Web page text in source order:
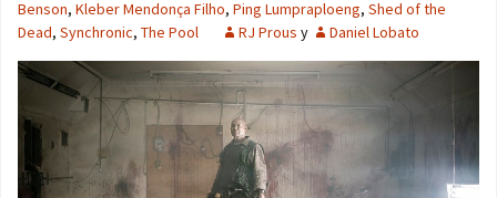
Benson, Kleber Mendonça Filho, Ping Lumpraploeng, Shed of the
Dead, Synchronic, The Pool RJ Prous y Daniel Lobato